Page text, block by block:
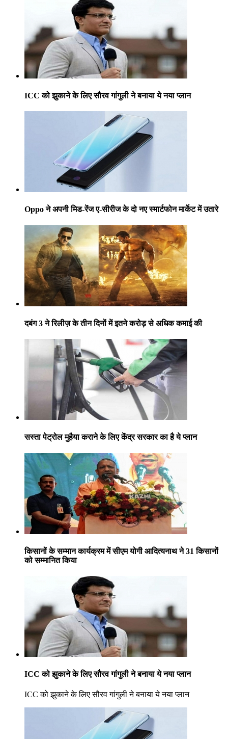
ICC को झुकाने के लिए सौरव गांगुली ने बनाया ये नया प्लान
Oppo ने अपनी मिड-रेंज ए-सीरीज के दो नए स्मार्टफोन मार्केट में उतारे
दबंग 3 ने रिलीज़ के तीन दिनों में इतने करोड़ से अधिक कमाई की
सस्ता पेट्रोल मुहैया कराने के लिए केंद्र सरकार का है ये प्लान
किसानों के सम्मान कार्यक्रम में सीएम योगी आदित्यनाथ ने 31 किसानों
को सम्मानित किया
ICC को झुकाने के लिए सौरव गांगुली ने बनाया ये नया प्लान
ICC को झुकाने के लिए सौरव गांगुली ने बनाया ये नया प्लान